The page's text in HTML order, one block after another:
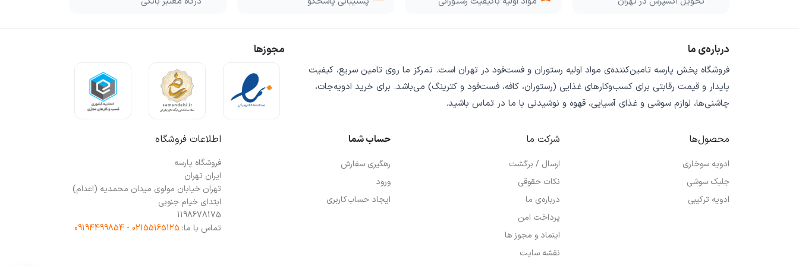
درباره‌ی ما
فروشگاه پخش پارسه تامین‌کننده‌ی مواد اولیه رستوران و فست‌فود در تهران است. تمرکز ما روی تامین سریع، کیفیت
پایدار و قیمت رقابتی برای کسب‌وکارهای غذایی (رستوران، کافه، فست‌فود و کترینگ) می‌باشد. برای خرید ادویه‌جات،
چاشنی‌ها، لوازم سوشی و غذای آسیایی، قهوه و نوشیدنی با ما در تماس باشید.
مجوزها
محصول‌ها
ادویه سوخاری
جلبک سوشی
ادویه ترکیبی
شرکت ما
ارسال / برگشت
نکات حقوقی
درباره‌ی ما
پرداخت امن
اینماد و مجوز ها
نقشه سایت
حساب شما
رهگیری سفارش
ورود
ایجاد حساب‌کاربری
اطلاعات فروشگاه
فروشگاه پارسه
ایران تهران
تهران خیابان مولوی میدان محمدیه (اعدام)
ابتدای خیام جنوبی
1198678175
تماس با ما: 02155165125 - 09194499854